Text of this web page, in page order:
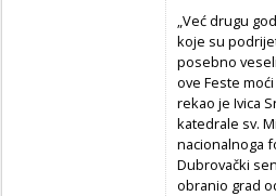
„Već drugu
koje su
posebno
ove Feste
rekao je Ivica
katedrale sv.
nacionalnoga
Dubrovački
obranio grad